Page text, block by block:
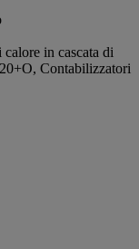
in cascata di
Contabilizzatori